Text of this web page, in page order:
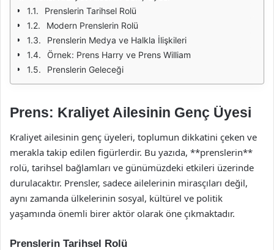
Prenslerin Tarihsel Rolü
Modern Prenslerin Rolü
Prenslerin Medya ve Halkla İlişkileri
Örnek: Prens Harry ve Prens William
Prenslerin Geleceği
Prens: Kraliyet Ailesinin Genç Üyesi
Kraliyet ailesinin genç üyeleri, toplumun dikkatini çeken ve
merakla takip edilen figürlerdir. Bu yazıda, **prenslerin**
rolü, tarihsel bağlamları ve günümüzdeki etkileri üzerinde
durulacaktır. Prensler, sadece ailelerinin mirasçıları değil,
aynı zamanda ülkelerinin sosyal, kültürel ve politik
yaşamında önemli birer aktör olarak öne çıkmaktadır.
Prenslerin Tarihsel Rolü